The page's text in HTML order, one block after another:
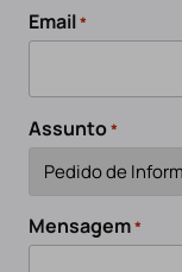
Email*
Assunto*
Mensagem*